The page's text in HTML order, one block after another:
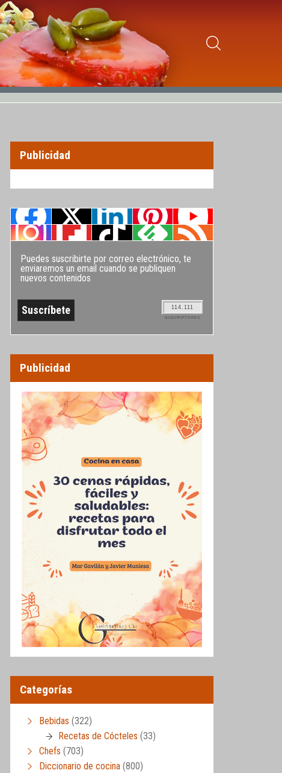
Publicidad
Puedes suscribirte por correo electrónico, te
enviaremos un email cuando se publiquen
nuevos contenidos
114.111
SUSCRIPTORES
Publicidad
Categorías
Bebidas (322)
Recetas de Cócteles (33)
Chefs (703)
Diccionario de cocina (800)